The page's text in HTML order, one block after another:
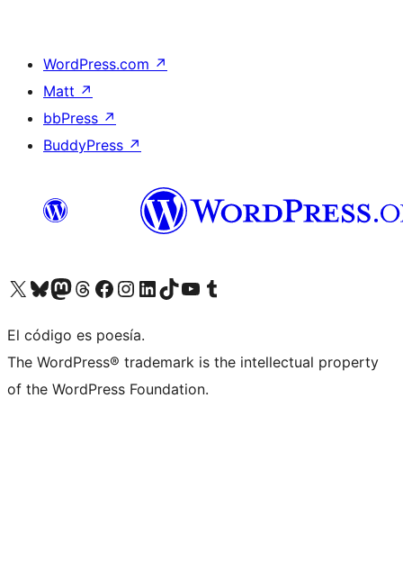
WordPress.com ↗
Matt ↗
bbPress ↗
BuddyPress ↗
Visitá nuestra cuenta de X (anteriormente Twitter)
Visitá nuestra cuenta de Bluesky
Visitá nuestra cuenta de Mastodon
Visitá nuestra cuenta de Threads
Visitá nuestra página de Facebook
Visitá nuestra cuenta de Instagram
Visitá nuestra cuenta de LinkedIn
Visitá nuestra cuenta de TikTok
Visitá nuestro canal de YouTube
Visitá nuestra cuenta de Tumblr
El código es poesía.
The WordPress® trademark is the intellectual property
of the WordPress Foundation.